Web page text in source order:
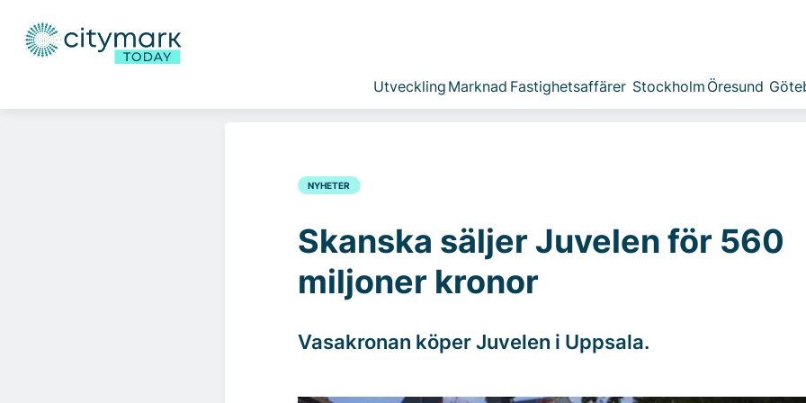
Utveckling Marknad Fastighetsaffärer Stockholm Öresund
NYHETER
Skanska säljer Juvelen för 560
miljoner kronor
Vasakronan köper Juvelen i Uppsala.